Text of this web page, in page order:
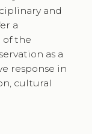
and
a
of the
as a
response in
cultural